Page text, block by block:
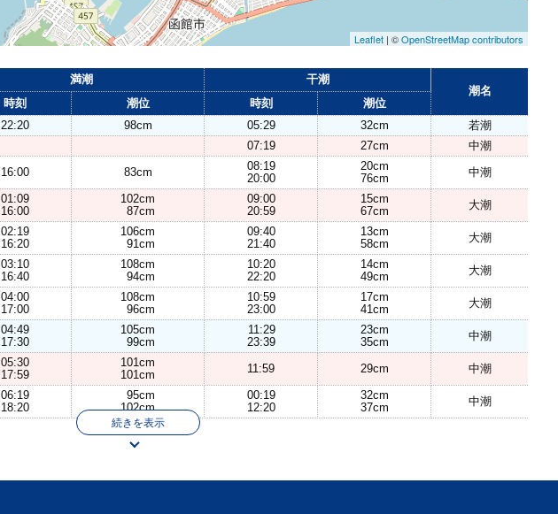
Leaflet | ©OpenStreetMap contributors
満潮
干潮
潮名
時刻
潮位 時刻
潮位
22:20 98cm 05:29 32cm
若潮
07:19 27cm
中潮
16:00 83cm
08:19
20:00
20cm
76cm
中潮
01:09
16:00
102cm
87cm
09:00
20:59
15cm
67cm
大潮
02:19
16:20
106cm
91cm
09:40
21:40
13cm
58cm
大潮
03:10
16:40
108cm
94cm
10:20
22:20
14cm
49cm
大潮
04:00
17:00
108cm
96cm
10:59
23:00
17cm
41cm
大潮
04:49
17:30
105cm
99cm
11:29
23:39
23cm
35cm
中潮
05:30
17:59
101cm
101cm
11:59 29cm 中潮
06:19
18:20
95cm
102cm
00:19
12:20
32cm
37cm
中潮
続きを表示